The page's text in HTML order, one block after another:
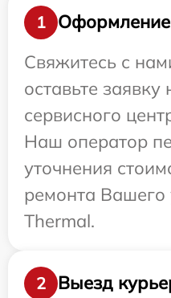
1
Оформление
Свяжитесь с
оставьте заявку
сервисного
Наш оператор
уточнения
ремонта Вашего
Thermal.
2 Выезд